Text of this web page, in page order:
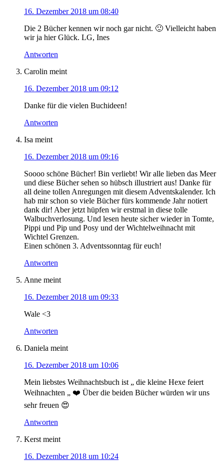
16. Dezember 2018 um 08:40
Die 2 Bücher kennen wir noch gar nicht. 🙂 Vielleicht haben
wir ja hier Glück. LG, Ines
Antworten
Carolin meint
16. Dezember 2018 um 09:12
Danke für die vielen Buchideen!
Antworten
Isa meint
16. Dezember 2018 um 09:16
Soooo schöne Bücher! Bin verliebt! Wir alle lieben das Meer
und diese Bücher sehen so hübsch illustriert aus! Danke für
all deine tollen Anregungen mit diesem Adventskalender. Ich
hab mir schon so viele Bücher fürs kommende Jahr notiert
dank dir! Aber jetzt hüpfen wir erstmal in diese tolle
Walbuchverlosung. Und lesen heute sicher wieder in Tomte,
Pippi und Pip und Posy und der Wichtelweihnacht mit
Wichtel Grenzen.
Einen schönen 3. Adventssonntag für euch!
Antworten
Anne meint
16. Dezember 2018 um 09:33
Wale <3
Antworten
Daniela meint
16. Dezember 2018 um 10:06
Mein liebstes Weihnachtsbuch ist „ die kleine Hexe feiert
Weihnachten „ ❤️ Über die beiden Bücher würden wir uns
sehr freuen 😍
Antworten
Kerst meint
16. Dezember 2018 um 10:24